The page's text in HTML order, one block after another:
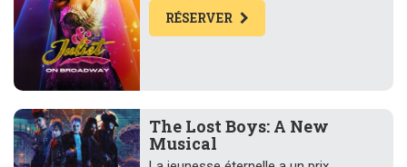
RÉSERVER
The Lost Boys: A New
Musical